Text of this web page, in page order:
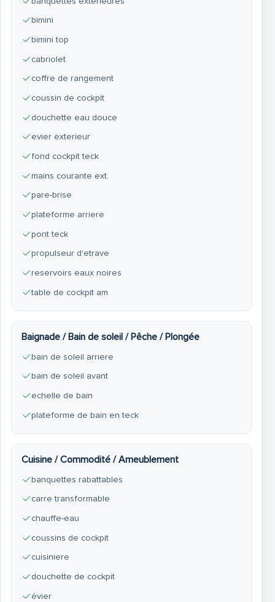
bimini
bimini top
cabriolet
coffre de rangement
coussin de cockpit
douchette eau douce
evier exterieur
fond cockpit teck
mains courante ext.
pare-brise
plateforme arriere
pont teck
propulseur d'etrave
reservoirs eaux noires
table de cockpit am
Baignade / Bain de soleil / Pêche / Plongée
bain de soleil arriere
bain de soleil avant
echelle de bain
plateforme de bain en teck
Cuisine / Commodité / Ameublement
banquettes rabattables
carre transformable
chauffe-eau
coussins de cockpit
cuisiniere
douchette de cockpit
évier